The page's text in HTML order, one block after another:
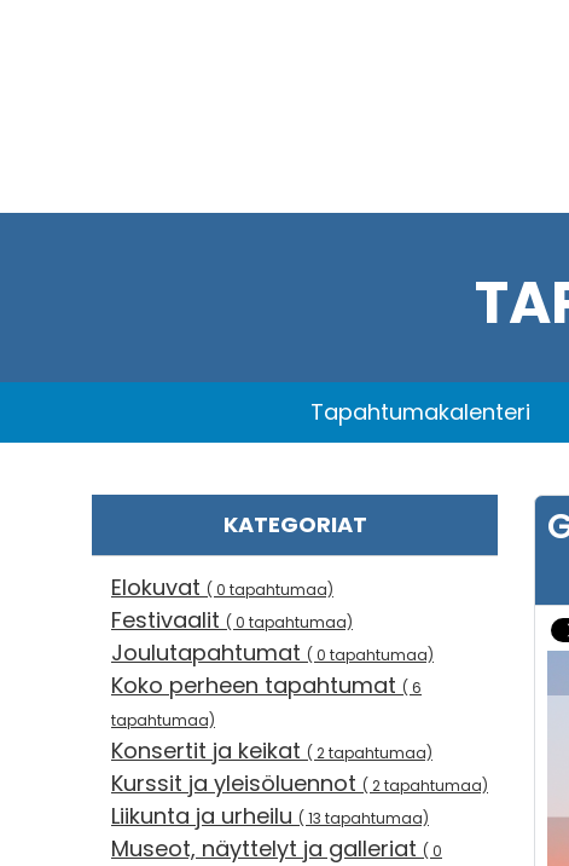
Tapahtumakalenteri
KATEGORIAT
Elokuvat ( 0 tapahtumaa)
Festivaalit ( 0 tapahtumaa)
Joulutapahtumat ( 0 tapahtumaa)
Koko perheen tapahtumat ( 6
tapahtumaa)
Konsertit ja keikat ( 2 tapahtumaa)
Kurssit ja yleisöluennot ( 2 tapahtumaa)
Liikunta ja urheilu ( 13 tapahtumaa)
Museot, näyttelyt ja galleriat ( 0